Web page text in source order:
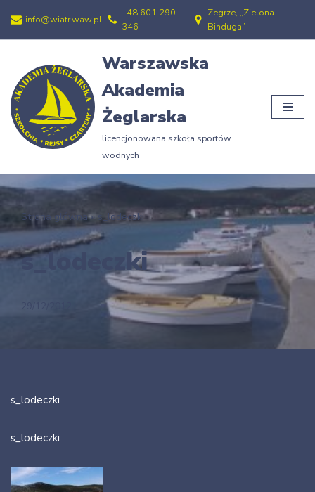
Przejdź
treści
info@wiatr.waw.pl
+48 601 290
346
Zegrze, „Zielona
Binduga”
Warszawska
Akademia
Żeglarska
licencjonowana szkoła sportów
wodnych
Strona główna» s_lodeczki
s_lodeczki
s_lodeczki
s_lodeczki